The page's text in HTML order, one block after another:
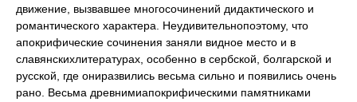
движение, вызвавшее многосочинений дидактического и
романтического характера. Неудивительнопоэтому, что
апокрифические сочинения заняли видное место и в
славянскихлитературах, особенно в сербской, болгарской и
русской, где ониразвились весьма сильно и появились очень
рано. Весьма древнимиапокрифическими памятниками